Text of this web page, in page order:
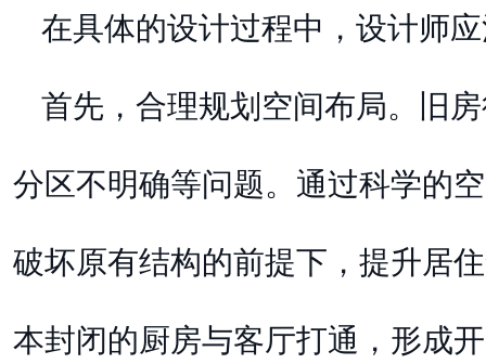
在具体的设计过程中，设计师
首先，合理规划空间布局。旧
分区不明确等问题。通过科学的
破坏原有结构的前提下，提升居
本封闭的厨房与客厅打通，形成